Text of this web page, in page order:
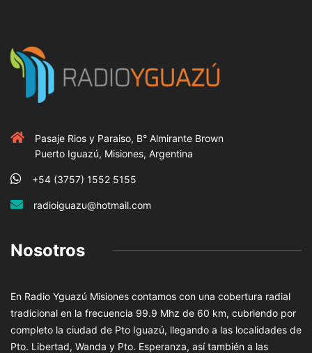
Pasaje Rios y Paraiso, B° Almirante Brown
Puerto Iguazú, Misiones, Argentina
+54 (3757) 1552 5155
radioiguazu@hotmail.com
Nosotros
En Radio Yguazú Misiones contamos con una cobertura radial
tradicional en la frecuencia 99.9 Mhz de 60 km, cubriendo por
completo la ciudad de Pto Iguazú, llegando a las localidades de
Pto. Libertad, Wanda y Pto. Esperanza, así también a las